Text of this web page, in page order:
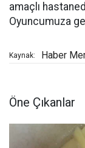
amaçlı
Oyuncumuza
Kaynak: Haber
Öne Çıkanlar